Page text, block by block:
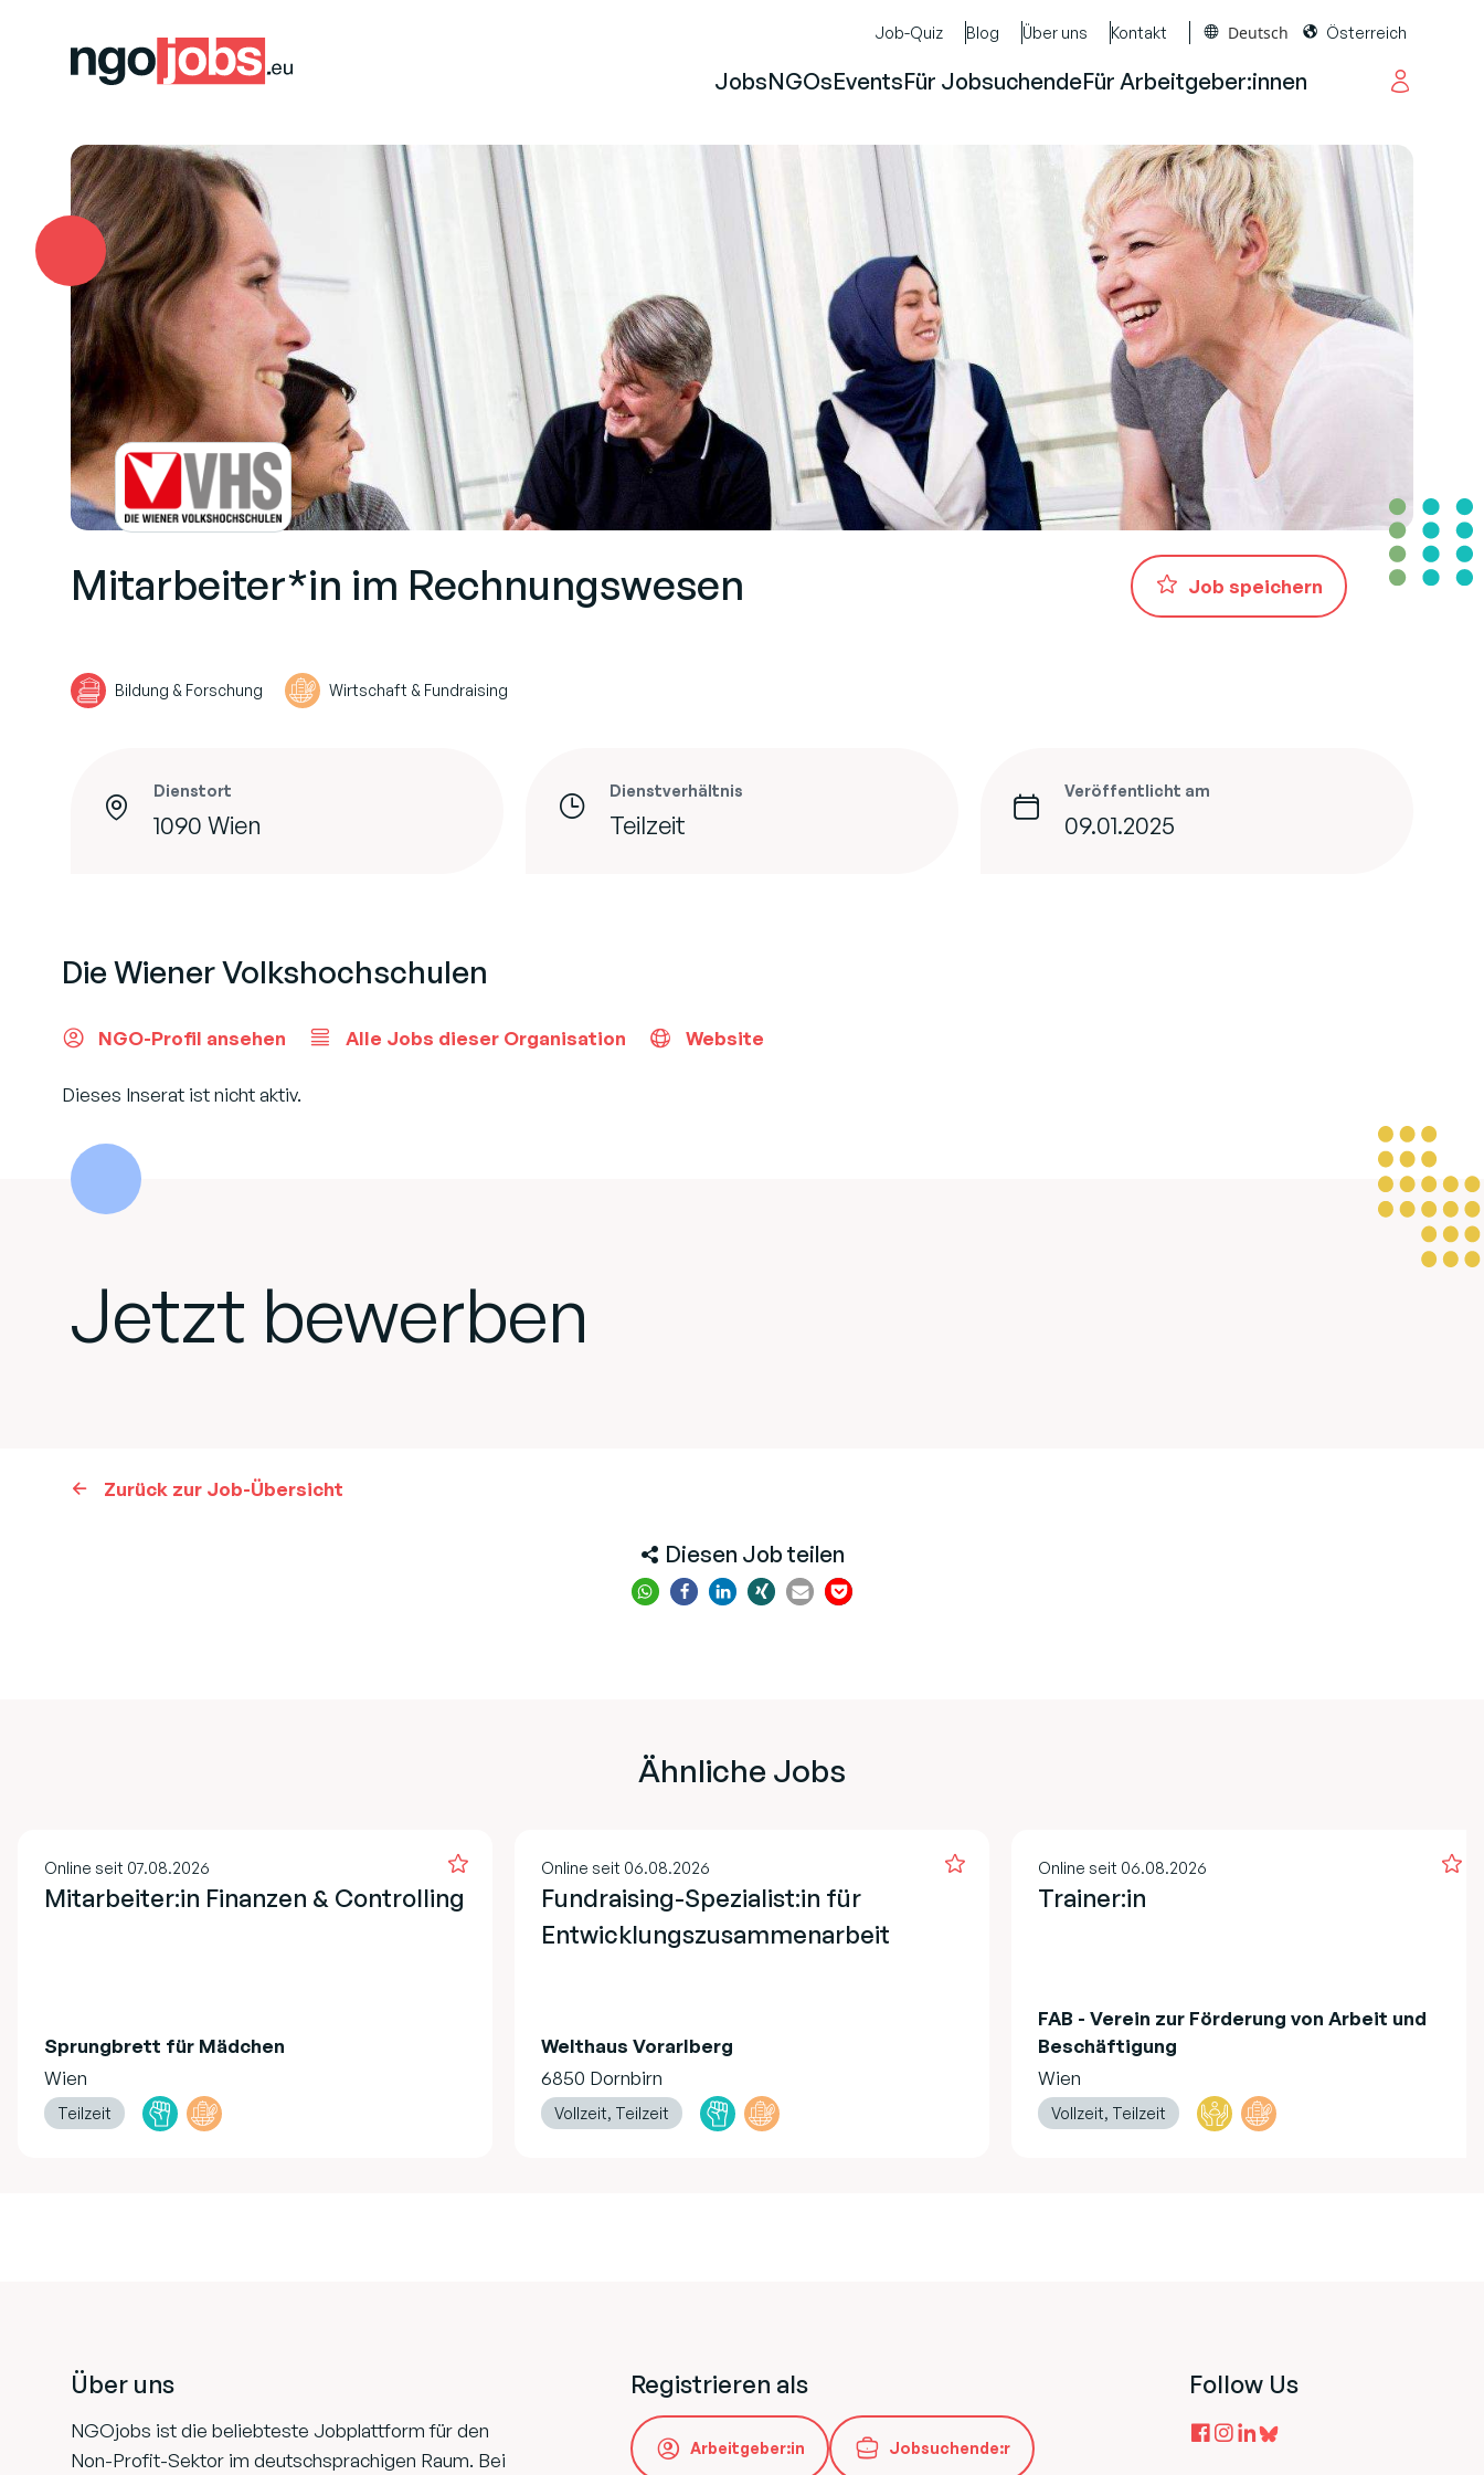
Job-Quiz Blog Über uns Kontakt Deutsch Österreich
JobsNGOsEventsFür JobsuchendeFür Arbeitgeber:innen
Mitarbeiter*in im Rechnungswesen
Bildung & Forschung Wirtschaft & Fundraising
Job speichern
Dienstort
1090 Wien
Dienstverhältnis
Teilzeit
Veröffentlicht am
09.01.2025
Die Wiener Volkshochschulen
NGO-Profil ansehen Alle Jobs dieser Organisation Website
Dieses Inserat ist nicht aktiv.
Jetzt bewerben
Zurück zur Job-Übersicht
Diesen Job teilen
Ähnliche Jobs
Online seit 07.08.2026
Mitarbeiter:in Finanzen & Controlling
Sprungbrett für Mädchen
Wien
Teilzeit
Online seit 06.08.2026
Fundraising-Spezialist:in für
Entwicklungszusammenarbeit
Welthaus Vorarlberg
6850 Dornbirn
Vollzeit, Teilzeit
Online seit 06.08.2026
Trainer:in
FAB - Verein zur Förderung von Arbeit und
Beschäftigung
Wien
Vollzeit, Teilzeit
Über uns
NGOjobs ist die beliebteste Jobplattform für den
Non-Profit-Sektor im deutschsprachigen Raum. Bei
Registrieren als
Arbeitgeber:in Jobsuchende:r
Follow Us